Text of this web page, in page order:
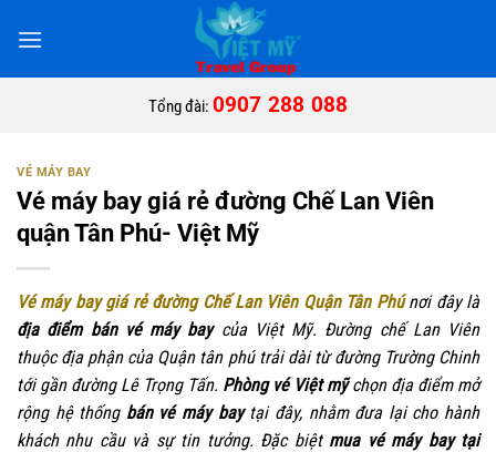
qua
Tổng đài: 0907 288 088
VÉ MÁY BAY
Vé máy bay giá rẻ đường Chế Lan Viên
quận Tân Phú- Việt Mỹ
Vé máy bay giá rẻ đường Chế Lan Viên Quận Tân Phúnơi đây là
địa điểm bán vé máy baycủa Việt Mỹ. Đường chế Lan Viên
thuộc địa phận của Quận tân phú trải dài từ đường Trường Chinh
tới gần đường Lê Trọng Tấn. Phòng vé Việt mỹchọn địa điểm mở
rộng hệ thốngbán vé máy baytại đây, nhằm đưa lại cho hành
khách nhu cầu và sự tin tưởng. Đặc biệt mua vé máy bay tại